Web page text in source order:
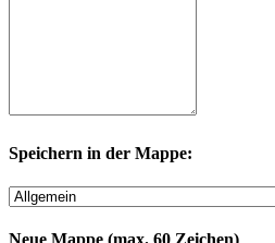
Speichern in der Mappe: